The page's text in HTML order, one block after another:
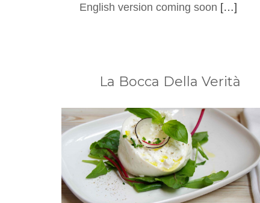
English version coming soon […]
La Bocca Della Verità